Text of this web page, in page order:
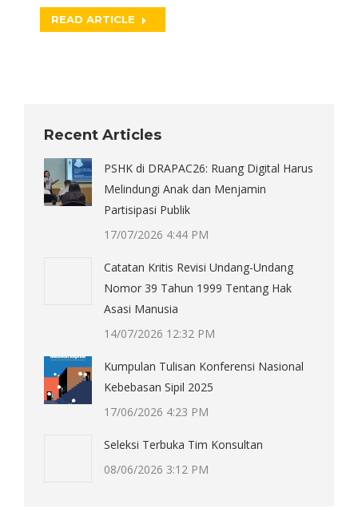
READ ARTICLE
Recent Articles
PSHK di DRAPAC26: Ruang Digital Harus
Melindungi Anak dan Menjamin
Partisipasi Publik
17/07/2026 4:44 PM
Catatan Kritis Revisi Undang-Undang
Nomor 39 Tahun 1999 Tentang Hak
Asasi Manusia
14/07/2026 12:32 PM
Kumpulan Tulisan Konferensi Nasional
Kebebasan Sipil 2025
17/06/2026 4:23 PM
Seleksi Terbuka Tim Konsultan
08/06/2026 3:12 PM